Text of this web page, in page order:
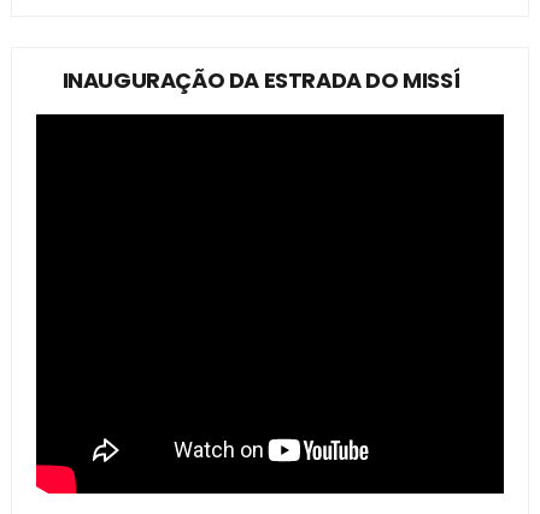
INAUGURAÇÃO DA ESTRADA DO MISSÍ